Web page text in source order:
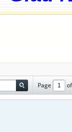
Page of